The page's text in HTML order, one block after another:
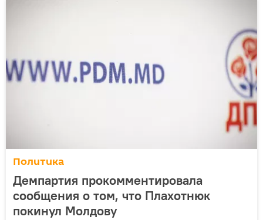
Политика
Демпартия прокомментировала
сообщения о том, что Плахотнюк
покинул Молдову